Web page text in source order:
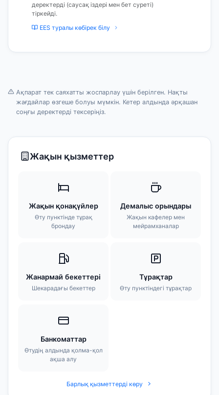
деректерді (саусақ іздері мен бет суреті)
тіркейді.
EES туралы көбірек білу
Ақпарат тек саяхатты жоспарлау үшін берілген. Нақты
жағдайлар өзгеше болуы мүмкін. Кетер алдында әрқашан
соңғы деректерді тексеріңіз.
Жақын қызметтер
Жақын қонақүйлер
Өту пунктінде тұрақ
брондау
Демалыс орындары
Жақын кафелер мен
мейрамханалар
Жанармай бекеттері
Шекарадағы бекеттер
Тұрақтар
Өту пунктіндегі тұрақтар
Банкоматтар
Өтудің алдында қолма-қол
ақша алу
Барлық қызметтерді көру